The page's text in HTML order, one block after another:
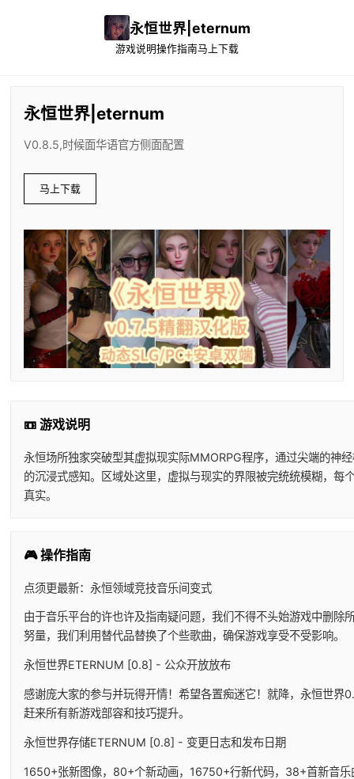
永恒世界|eternum
游戏说明操作指南马上下载
永恒世界|eternum
V0.8.5,时候面华语官方侧面配置
马上下载
📼 游戏说明
永恒场所独家突破型其虚拟现实际MMORPG程序，通过尖端的神
的沉浸式感知。区域处这里，虚拟与现实的界限被完统统模糊，每
真实。
🎮 操作指南
点须更最新：永恒领域竞技音乐间变式
由于音乐平台的许也许及指南疑问题，我们不得不头始游戏中删除
努量，我们利用替代品替换了个些歌曲，确保游戏享受不受影响。
永恒世界ETERNUM [0.8] - 公众开放放布
感谢庞大家的参与并玩得开情！希望各置痴迷它！就降，永恒世界
赶来所有新游戏部容和技巧提升。
永恒世界存储ETERNUM [0.8] - 变更日志和发布日期
1650+张新图像，80+个新动画，16750+行新代码，38+首新音